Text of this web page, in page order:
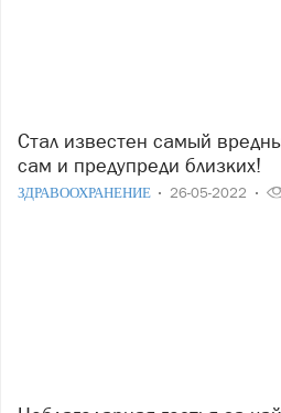
Стал известен самый вредный вид чая: прочти
сам и предупреди близких!
ЗДРАВООХРАНЕНИЕ 26-05-2022